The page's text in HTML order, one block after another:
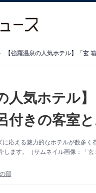
【強羅温泉の人気ホテル】「玄
人気ホテル
付きの客室
応える魅力的なホテルが数多
します。（サムネイル画像：「
部